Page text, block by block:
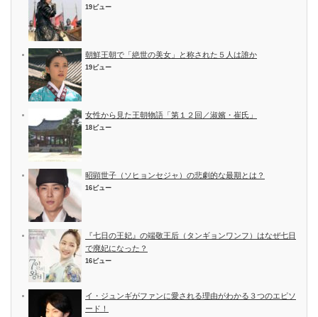
19ビュー
朝鮮王朝で「絶世の美女」と称された５人は誰か
19ビュー
女性から見た王朝物語「第１２回／淑嬪・崔氏」
18ビュー
昭顕世子（ソヒョンセジャ）の悲劇的な最期とは？
16ビュー
『七日の王妃』の端敬王后（タンギョンワンフ）はなぜ七日
で廃妃になった？
16ビュー
イ・ジュンギがファンに愛される理由がわかる３つのエピソ
ード！